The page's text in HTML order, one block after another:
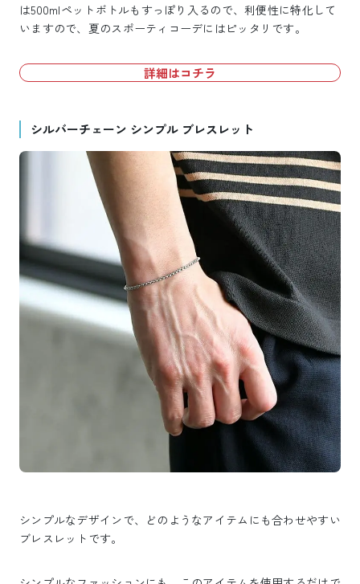
は500mlペットボトルもすっぽり入るので、利便性に特化して
いますので、夏のスポーティコーデにはピッタリです。
詳細はコチラ
シルバーチェーン シンプル ブレスレット
シンプルなデザインで、どのようなアイテムにも合わせやすい
ブレスレットです。